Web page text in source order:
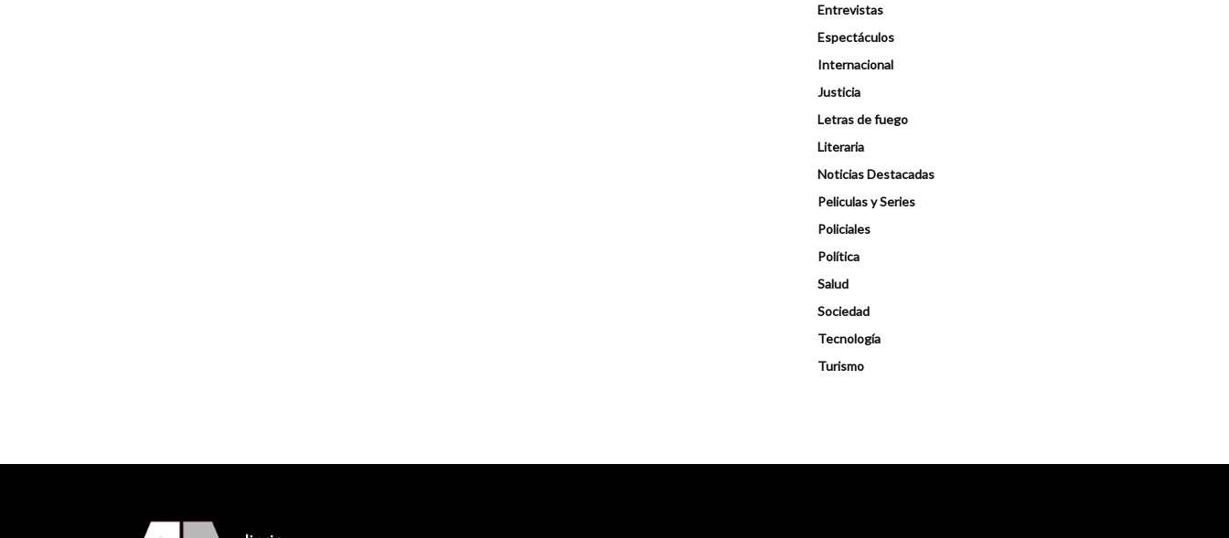
Entrevistas
Espectáculos
Internacional
Justicia
Letras de fuego
Literaria
Noticias Destacadas
Peliculas y Series
Policiales
Política
Salud
Sociedad
Tecnología
Turismo